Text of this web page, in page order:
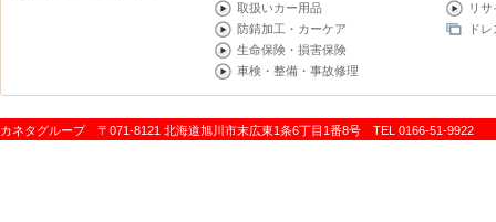
取扱いカー用品
防錆加工・カーケア
生命保険・損害保険
車検・整備・事故修理
リ
ド
カネタグループ 〒071-8121 北海道旭川市末広東1条6丁目1番8号 TEL 0166-51-9922